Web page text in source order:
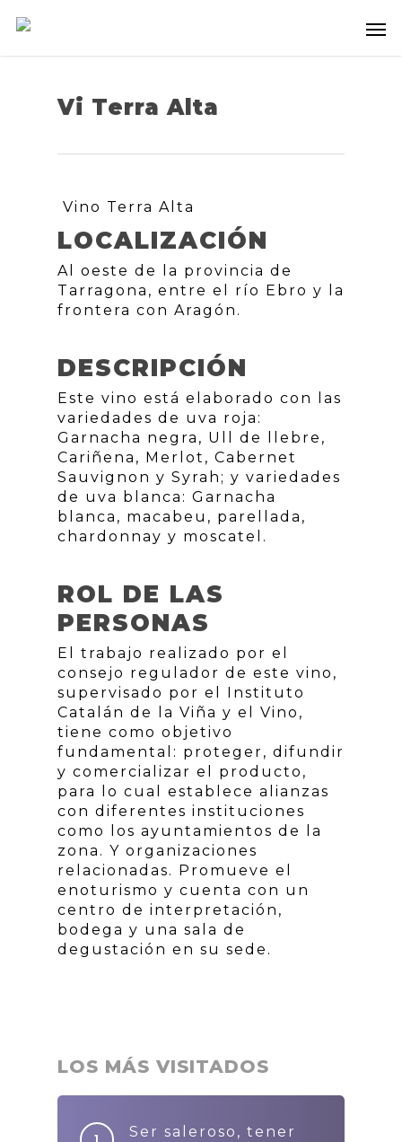
Vi Terra Alta
Vino Terra Alta
LOCALIZACIÓN
Al oeste de la provincia de
Tarragona, entre el río Ebro y la
frontera con Aragón.
DESCRIPCIÓN
Este vino está elaborado con las
variedades de uva roja:
Garnacha negra, Ull de llebre,
Cariñena, Merlot, Cabernet
Sauvignon y Syrah; y variedades
de uva blanca: Garnacha
blanca, macabeu, parellada,
chardonnay y moscatel.
ROL DE LAS
PERSONAS
El trabajo realizado por el
consejo regulador de este vino,
supervisado por el Instituto
Catalán de la Viña y el Vino,
tiene como objetivo
fundamental: proteger, difundir
y comercializar el producto,
para lo cual establece alianzas
con diferentes instituciones
como los ayuntamientos de la
zona. Y organizaciones
relacionadas. Promueve el
enoturismo y cuenta con un
centro de interpretación,
bodega y una sala de
degustación en su sede.
LOS MÁS VISITADOS
Ser saleroso, tener